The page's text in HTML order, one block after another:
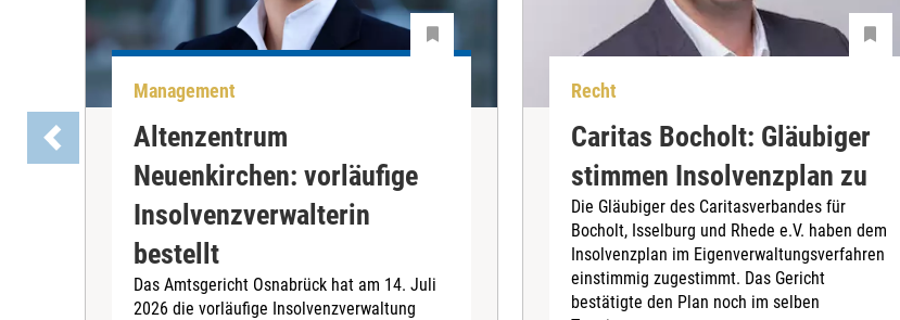
Management
Altenzentrum
Neuenkirchen: vorläufige
Insolvenzverwalterin
bestellt
Das Amtsgericht Osnabrück hat am 14. Juli
2026 die vorläufige Insolvenzverwaltung
Recht
Caritas Bocholt: Gläubiger
stimmen Insolvenzplan zu
Die Gläubiger des Caritasverbandes für
Bocholt, Isselburg und Rhede e.V. haben dem
Insolvenzplan im Eigenverwaltungsverfahren
einstimmig zugestimmt. Das Gericht
bestätigte den Plan noch im selben